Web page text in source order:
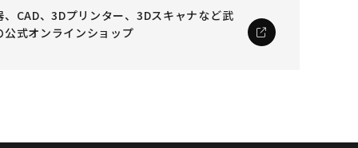
、CAD、3Dプリンター、3Dスキャナなど武
公式オンラインショップ